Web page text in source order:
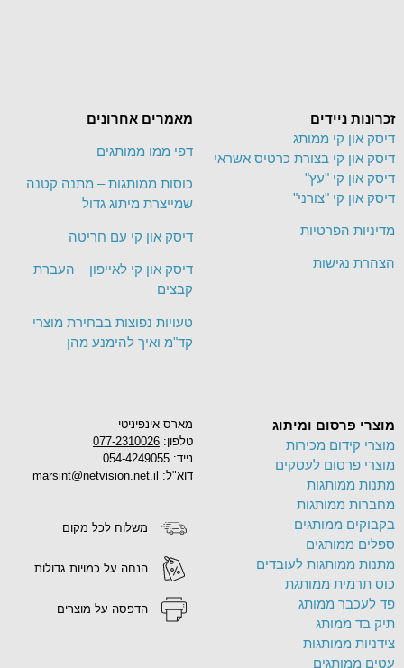
מארס אינפיניטי
טלפון: 077-2310026
נייד: 054-4249055
דוא"ל: marsint@netvision.net.il
משלוח לכל מקום
הנחה על כמויות גדולות
הדפסה על מוצרים
מוצרי פרסום ומיתוג
מוצרי קידום מכירות
מוצרי פרסום לעסקים
מתנות ממותגות
מחברות ממותגות
בקבוקים ממותגים
ספלים ממותגים
מתנות ממותגות לעובדים
כוס תרמית ממותגת
פד לעכבר ממותג
תיק בד ממותג
צידניות ממותגות
עטים ממותגים
מאמרים אחרונים
דפי ממו ממותגים
כוסות ממותגות – מתנה קטנה
שמייצרת מיתוג גדול
דיסק און קי עם חריטה
דיסק און קי לאייפון – העברת
קבצים
טעויות נפוצות בבחירת מוצרי
קד"מ ואיך להימנע מהן
זכרונות ניידים
דיסק און קי ממותג
דיסק און קי בצורת כרטיס אשראי
דיסק און קי "עץ"
דיסק און קי "צורני"
מדיניות הפרטיות
הצהרת נגישות